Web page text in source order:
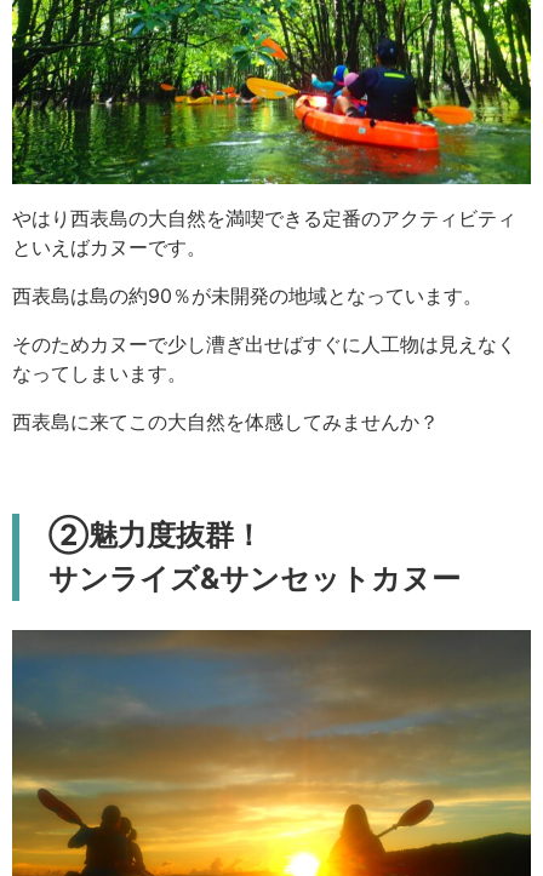
やはり西表島の大自然を満喫できる定番のアクティビティ
といえばカヌーです。
西表島は島の約90％が未開発の地域となっています。
そのためカヌーで少し漕ぎ出せばすぐに人工物は見えなく
なってしまいます。
西表島に来てこの大自然を体感してみませんか？
②魅力度抜群！
サンライズ&サンセットカヌー